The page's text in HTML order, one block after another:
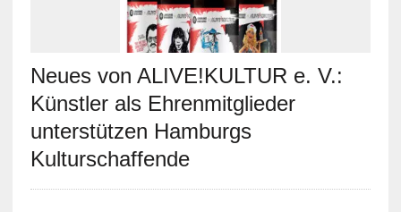
Neues von ALIVE!KULTUR e. V.:
Künstler als Ehrenmitglieder
unterstützen Hamburgs
Kulturschaffende